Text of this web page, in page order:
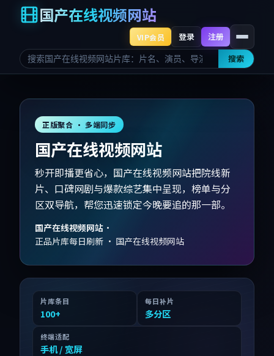
国产在线视频网站
搜索
VIP会员 登录 注册
正版聚合 · 多端同步
国产在线视频网站
秒开即播更省心，国产在线视频网站把院线新
片、口碑网剧与爆款综艺集中呈现，榜单与分
区双导航，帮您迅速锁定今晚要追的那一部。
国产在线视频网站 ·
正品片库每日刷新 · 国产在线视频网站
片库条目
100+
每日补片
多分区
终端适配
手机 / 宽屏